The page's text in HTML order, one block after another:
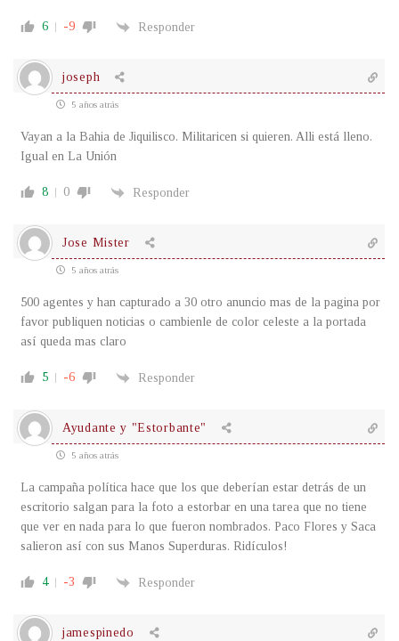
6 -9 Responder
joseph
5 años atrás
Vayan a la Bahia de Jiquilisco. Militaricen si quieren. Alli está lleno.
Igual en La Unión
8 0 Responder
Jose Mister
5 años atrás
500 agentes y han capturado a 30 otro anuncio mas de la pagina por
favor publiquen noticias o cambienle de color celeste a la portada
así queda mas claro
5 -6 Responder
Ayudante y "Estorbante"
5 años atrás
La campaña política hace que los que deberían estar detrás de un
escritorio salgan para la foto a estorbar en una tarea que no tiene
que ver en nada para lo que fueron nombrados. Paco Flores y Saca
salieron así con sus Manos Superduras. Ridículos!
4 -3 Responder
jamespinedo